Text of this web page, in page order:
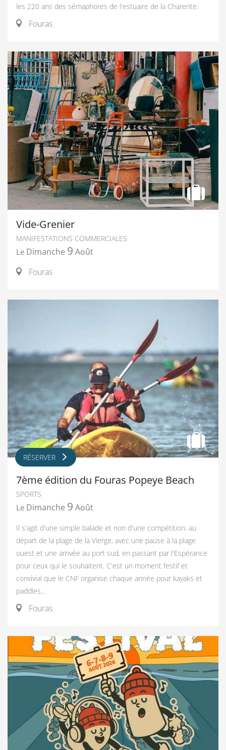
les 220 ans des sémaphores de l'estuaire de la Charente.
Fouras
Vide-Grenier
MANIFESTATIONS COMMERCIALES
Le Dimanche 9 Août
Fouras
RÉSERVER
7ème édition du Fouras Popeye Beach
SPORTS
Le Dimanche 9 Août
Il s'agit d'une simple balade et non d'une compétition, au
départ de la plage de la Vierge, avec une pause à la plage
ouest et une arrivée au port sud, en passant par l'Espérance
pour ceux qui le souhaitent. C'est un moment festif et
convivial que le CNF organise chaque année pour kayaks et
paddles...
Fouras